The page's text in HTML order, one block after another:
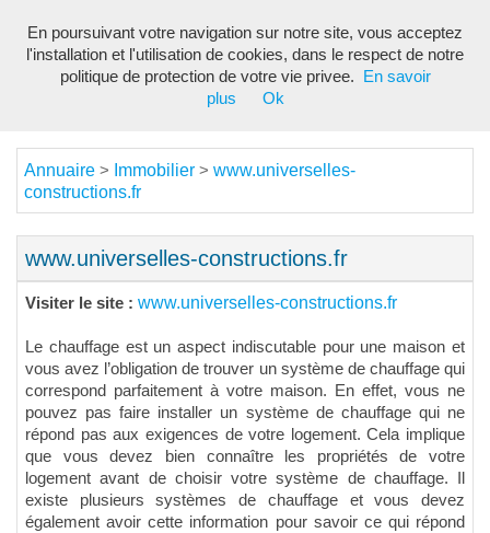
Annuaire > Immobilier > www.universelles-
constructions.fr
www.universelles-constructions.fr
Visiter le site : www.universelles-constructions.fr
Le chauffage est un aspect indiscutable pour une maison et
vous avez l’obligation de trouver un système de chauffage qui
correspond parfaitement à votre maison. En effet, vous ne
pouvez pas faire installer un système de chauffage qui ne
répond pas aux exigences de votre logement. Cela implique
que vous devez bien connaître les propriétés de votre
logement avant de choisir votre système de chauffage. Il
existe plusieurs systèmes de chauffage et vous devez
également avoir cette information pour savoir ce qui répond
En poursuivant votre navigation sur notre site, vous acceptez
l'installation et l'utilisation de cookies, dans le respect de notre
politique de protection de votre vie privee.
En savoir
plus
Ok